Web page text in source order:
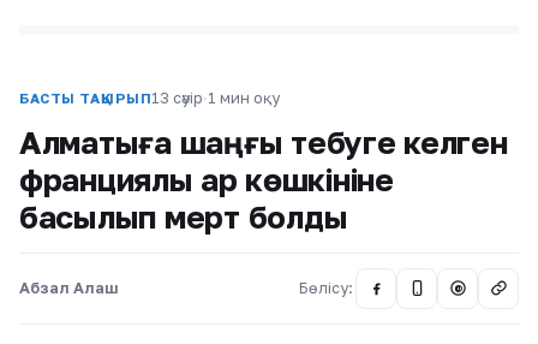
БАСТЫ ТАҚЫРЫП13 сәуір·1 мин оқу
Алматыға шаңғы тебуге келген
франциялық қар көшкініне
басылып мерт болды
Абзал Алаш Бөлісу: @